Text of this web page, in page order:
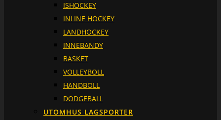
ISHOCKEY
INLINE HOCKEY
LANDHOCKEY
INNEBANDY
BASKET
VOLLEYBOLL
HANDBOLL
DODGEBALL
UTOMHUS LAGSPORTER